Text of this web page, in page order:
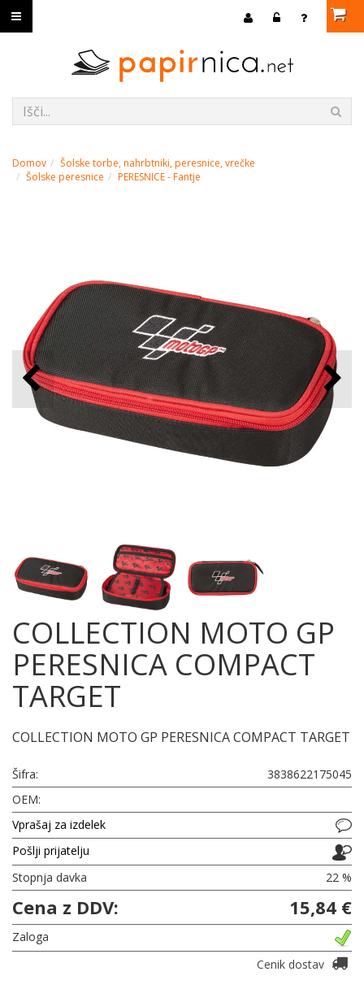
Domov
Šolske torbe, nahrbtniki, peresnice, vrečke
Šolske peresnice
PERESNICE - Fantje
COLLECTION MOTO GP
PERESNICA COMPACT
TARGET
COLLECTION MOTO GP PERESNICA COMPACT TARGET
Šifra:
3838622175045
OEM:
Vprašaj za izdelek
Pošlji prijatelju
Stopnja davka
22 %
Cena z DDV: 15,84 €
Zaloga
Cenik dostav